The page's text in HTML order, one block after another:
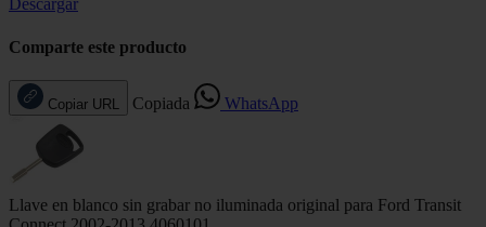
Descargar
Comparte este producto
Copiar URL Copiada WhatsApp
Llave en blanco sin grabar no iluminada original para Ford Transit